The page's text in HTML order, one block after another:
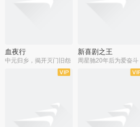
血夜行
中元归乡，揭开灭门旧怨
新喜剧之王
周星驰20年后为爱奋斗